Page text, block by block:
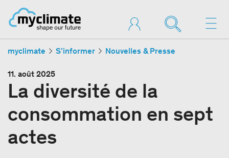
myclimate S’informer Nouvelles & Presse
11. août 2025
La diversité de la
consommation en sept
actes